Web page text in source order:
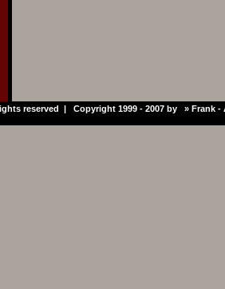
reserved | Copyright 1999 - 2007 by » Frank -